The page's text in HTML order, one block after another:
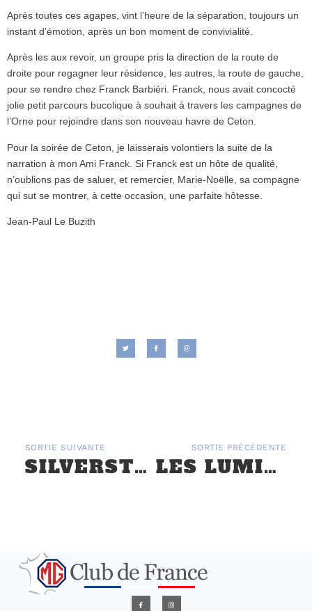
Après toutes ces agapes, vint l’heure de la séparation, toujours un
instant d’émotion, après un bon moment de convivialité.
Après les aux revoir, un groupe pris la direction de la route de
droite pour regagner leur résidence, les autres, la route de gauche,
pour se rendre chez Franck Barbiéri. Franck, nous avait concocté
jolie petit parcours bucolique à souhait à travers les campagnes de
l’Orne pour rejoindre dans son nouveau havre de Ceton.
Pour la soirée de Ceton, je laisserais volontiers la suite de la
narration à mon Ami Franck. Si Franck est un hôte de qualité,
n’oublions pas de saluer, et remercier, Marie-Noëlle, sa compagne
qui sut se montrer, à cette occasion, une parfaite hôtesse.
Jean-Paul Le Buzith
SORTIE SUIVANTE
SILVERSTONE 2016 LES 4 ET 5 JUIN
SORTIE PRÉCÉDENTE
LES LUMIÈRES DE SENS LES 9 ET 10 JUIN 2018